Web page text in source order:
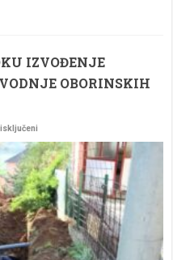
IZVOĐENJE
OBORINSKIH
NASELJU
OBARAK
U
TOKU
IZVOĐENJE
RADOVA
NA
SANACIJI
ODVODNJE
OBORINSKIH
VODA